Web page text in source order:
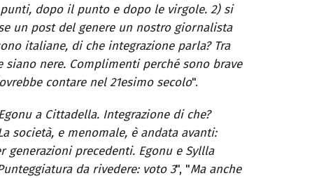
dopo il punto e dopo le virgole. 2) si
un post del genere un nostro giornalista
italiane, di che integrazione parla? Tra
nere. Complimenti perché sono brave
contare nel 21esimo secolo".
a Cittadella. Integrazione di che?
società, e menomale, è andata avanti:
generazioni precedenti. Egonu e Syllla
da rivedere: voto 3", "Ma anche